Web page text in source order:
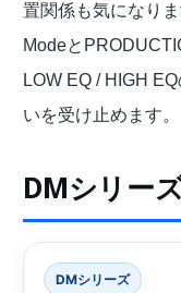
置関係も気になり
Modeと
LOW EQ / HIGH
いを受け止めます。
DMシリー
DMシリーズ